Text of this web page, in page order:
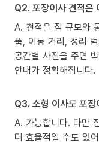
Q2. 포장이사 견적은
A. 견적은 짐 규모와
품, 이동 거리, 정리
공간별 사진을 주면
안내가 정확해집니다.
Q3. 소형 이사도 포장
A. 가능합니다. 다만
더 효율적일 수도 있